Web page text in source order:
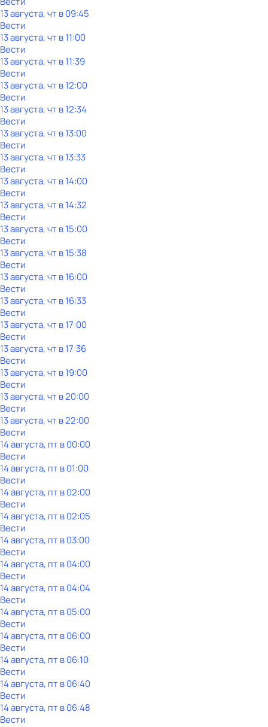
13 августа, чт в 09:45
Вести
13 августа, чт в 11:00
Вести
13 августа, чт в 11:39
Вести
13 августа, чт в 12:00
Вести
13 августа, чт в 12:34
Вести
13 августа, чт в 13:00
Вести
13 августа, чт в 13:33
Вести
13 августа, чт в 14:00
Вести
13 августа, чт в 14:32
Вести
13 августа, чт в 15:00
Вести
13 августа, чт в 15:38
Вести
13 августа, чт в 16:00
Вести
13 августа, чт в 16:33
Вести
13 августа, чт в 17:00
Вести
13 августа, чт в 17:36
Вести
13 августа, чт в 19:00
Вести
13 августа, чт в 20:00
Вести
13 августа, чт в 22:00
Вести
14 августа, пт в 00:00
Вести
14 августа, пт в 01:00
Вести
14 августа, пт в 02:00
Вести
14 августа, пт в 02:05
Вести
14 августа, пт в 03:00
Вести
14 августа, пт в 04:00
Вести
14 августа, пт в 04:04
Вести
14 августа, пт в 05:00
Вести
14 августа, пт в 06:00
Вести
14 августа, пт в 06:10
Вести
14 августа, пт в 06:40
Вести
14 августа, пт в 06:48
Вести